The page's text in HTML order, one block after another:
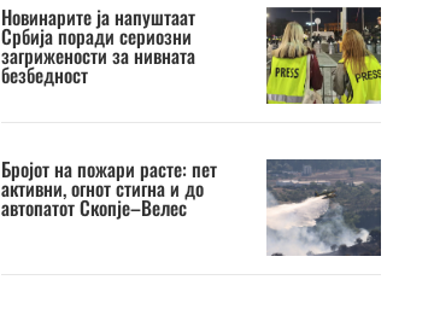
Новинарите ја напуштаат
Србија поради сериозни
загрижености за нивната
безбедност
Бројот на пожари расте: пет
активни, огнот стигна и до
автопатот Скопје–Велес